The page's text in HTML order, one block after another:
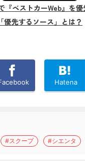
『ベストカーWeb』を優
「優先するソース」とは？
Hatena
#スクープ #シエンタ